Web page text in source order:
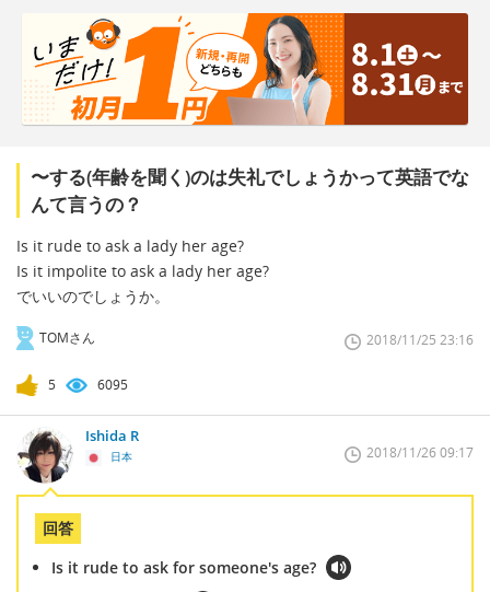
〜する(年齢を聞く)のは失礼でしょうかって英語でな
んて言うの？
Is it rude to ask a lady her age?
Is it impolite to ask a lady her age?
でいいのでしょうか。
TOMさん 2018/11/25 23:16
5 6095
Ishida R
日本 2018/11/26 09:17
回答
Is it rude to ask for someone's age?